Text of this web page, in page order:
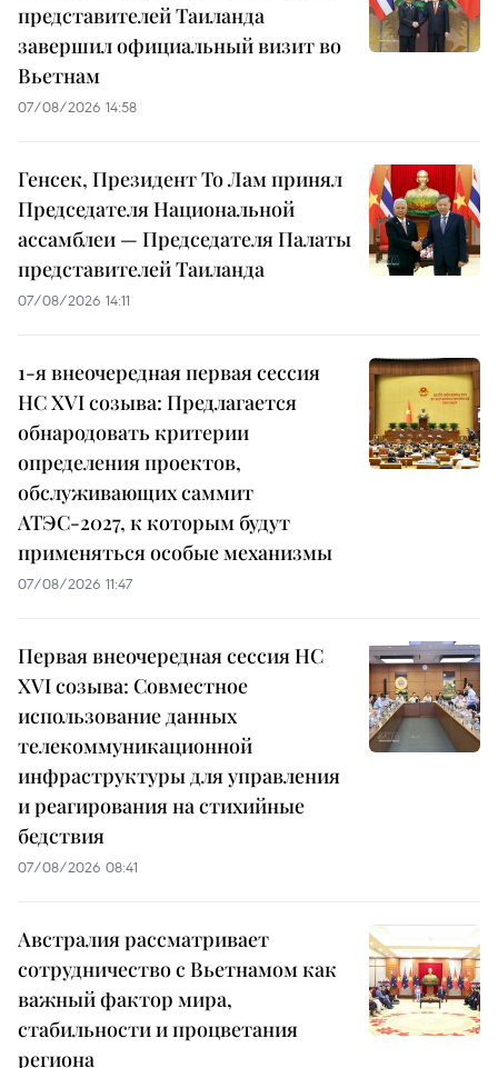
представителей Таиланда
завершил официальный визит во
Вьетнам
07/08/2026 14:58
Генсек, Президент То Лам принял
Председателя Национальной
ассамблеи — Председателя Палаты
представителей Таиланда
07/08/2026 14:11
1-я внеочередная первая сессия
НС XVI созыва: Предлагается
обнародовать критерии
определения проектов,
обслуживающих саммит
АТЭС-2027, к которым будут
применяться особые механизмы
07/08/2026 11:47
Первая внеочередная сессия НС
XVI созыва: Совместное
использование данных
телекоммуникационной
инфраструктуры для управления
и реагирования на стихийные
бедствия
07/08/2026 08:41
Австралия рассматривает
сотрудничество с Вьетнамом как
важный фактор мира,
стабильности и процветания
региона